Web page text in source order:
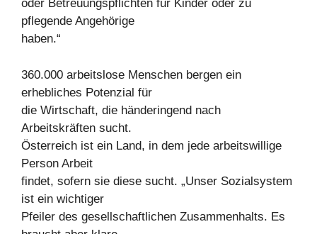
oder Betreuungspflichten für Kinder oder zu
pflegende Angehörige
haben.“
360.000 arbeitslose Menschen bergen ein
erhebliches Potenzial für
die Wirtschaft, die händeringend nach
Arbeitskräften sucht.
Österreich ist ein Land, in dem jede arbeitswillige
Person Arbeit
findet, sofern sie diese sucht. „Unser Sozialsystem
ist ein wichtiger
Pfeiler des gesellschaftlichen Zusammenhalts. Es